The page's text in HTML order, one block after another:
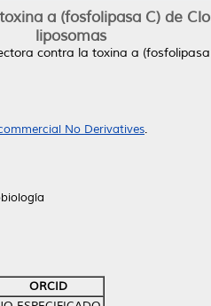
a (fosfolipasa C) de
liposomas
contra la toxina a
No Derivatives.
ORCID